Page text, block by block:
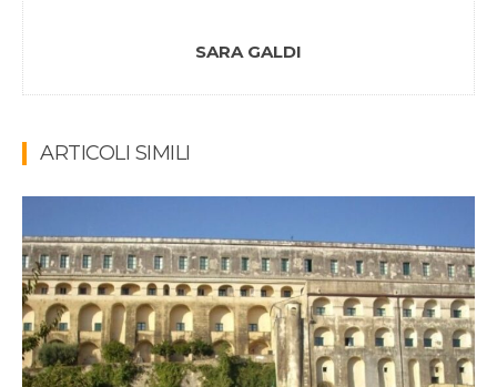
SARA GALDI
ARTICOLI SIMILI